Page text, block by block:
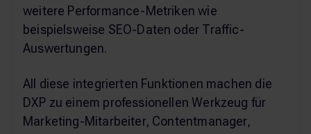
weitere Performance-Metriken wie
beispielsweise SEO-Daten oder Traffic-
Auswertungen.
All diese integrierten Funktionen machen die
DXP zu einem professionellen Werkzeug für
Marketing-Mitarbeiter, Contentmanager,